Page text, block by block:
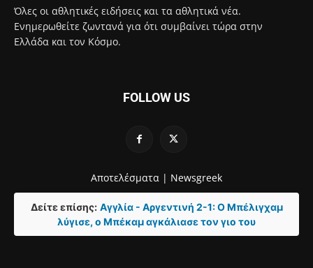
Όλες οι αθλητικές ειδήσεις και τα αθλητικά νέα.
Ενημερωθείτε ζωντανά για ότι συμβαίνει τώρα στην
Ελλάδα και τον Κόσμο.
FOLLOW US
Αποτελέσματα | Newsgreek
Δείτε επίσης: Αγγλία - Αργεντινή 2-1: Ο Μπέλιγχαμ
λύγισε, ο Μπέκαμ αγκάλιασε τον γιο του